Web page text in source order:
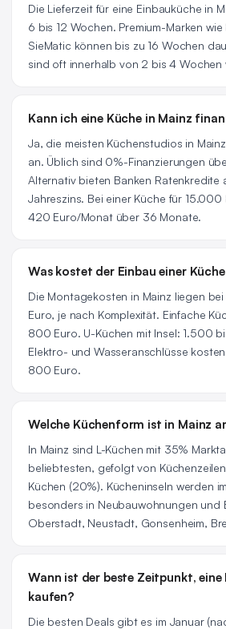
Die Lieferzeit für eine Einbauküche in
6 bis 12 Wochen. Premium-Marken
SieMatic können bis zu 16 Wochen
sind oft innerhalb von 2 bis 4 Wochen
Kann ich eine Küche in Mainz
Ja, die meisten Küchenstudios in
an. Üblich sind 0%-Finanzierungen
Alternativ bieten Banken Ratenkredite
Jahreszins. Bei einer Küche für
420 Euro/Monat über 36 Monate.
Was kostet der Einbau einer
Die Montagekosten in Mainz liegen
Euro, je nach Komplexität. Einfache
800 Euro. U-Küchen mit Insel: 1.500
Elektro- und Wasseranschlüsse
800 Euro.
Welche Küchenform ist in Mainz
In Mainz sind L-Küchen mit 35%
beliebtesten, gefolgt von
Küchen (20%). Kücheninseln werden
besonders in Neubauwohnungen und
Oberstadt, Neustadt, Gonsenheim,
Wann ist der beste Zeitpunkt, eine
kaufen?
Die besten Deals gibt es im Januar